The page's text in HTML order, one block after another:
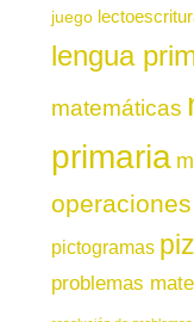
juego
lengua
matemáticas
primaria
operaciones
pictogramas
problemas